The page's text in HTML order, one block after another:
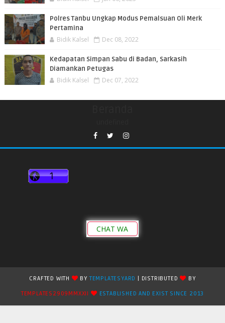
Polres Tanbu Ungkap Modus Pemalsuan Oli Merk
Pertamina
Bidik Kalsel Dec 08, 2022
Kedapatan Simpan Sabu di Badan, Sarkasih
Diamankan Petugas
Bidik Kalsel Dec 07, 2022
CHAT WA
CRAFTED WITH BYTEMPLATESYARD | DISTRIBUTED
BY
TEMPLATES2909MMXXII
ESTABLISHED AND EXIST SINCE 2013